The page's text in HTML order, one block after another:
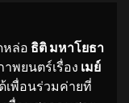
หล่อ ธิติ มหาโยธา
พยนตร์เรื่อง เมย์
เพื่อนร่วมค่ายที่